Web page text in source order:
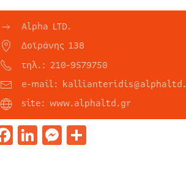
Alpha LTD.
Δοϊράνης 138
τηλ.: 210-9579750
e-mail:
site: www.alphaltd.gr
Facebook
LinkedIn
Messenger